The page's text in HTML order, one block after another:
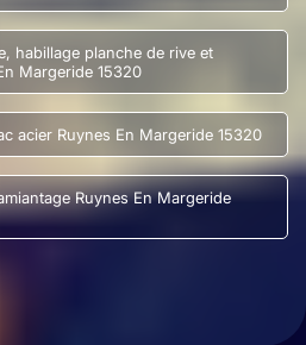
habillage planche de rive et
Margeride 15320
acier Ruynes En Margeride 15320
Ruynes En Margeride